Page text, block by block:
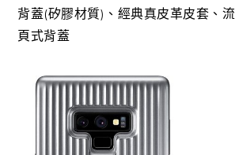
背蓋(矽膠材質)、經典真皮革皮套、
頁式背蓋